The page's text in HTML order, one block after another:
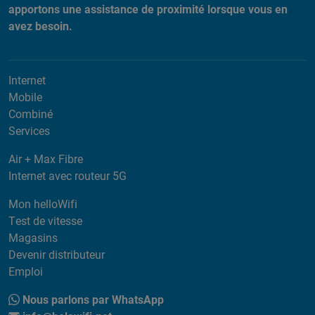
apportons une assistance de proximité lorsque vous en
avez besoin.
Internet
Mobile
Combiné
Services
Air + Max Fibre
Internet avec routeur 5G
Mon helloWifi
Test de vitesse
Magasins
Devenir distributeur
Emploi
Nous parlons par WhatsApp